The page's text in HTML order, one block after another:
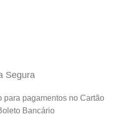
Segura
para pagamentos no Cartão
Bancário